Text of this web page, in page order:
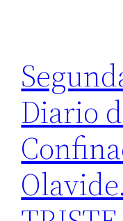
Diario